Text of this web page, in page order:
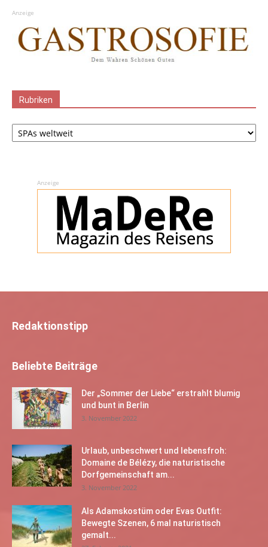
Anzeige
Rubriken
Rubriken
Anzeige
Redaktionstipp
Beliebte Beiträge
Der „Sommer der Liebe“ erstrahlt blumig
und bunt in Berlin
3. November 2022
Urlaub, unbeschwert und lebensfroh:
Domaine de Bélézy, die naturistische
Dorfgemeinschaft am...
3. November 2022
Als Adamskostüm oder Evas Outfit:
Bewegte Szenen, 6 mal naturistisch
gemalt...